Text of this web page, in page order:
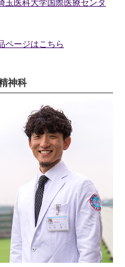
玉医科大学国際医療センタ
ページはこちら
神科